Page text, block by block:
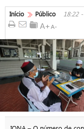
Início Público 18:22